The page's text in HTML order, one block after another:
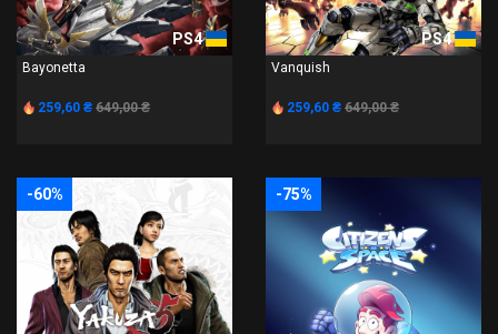
PS4
Bayonetta
259,60 ₴ 649,00 ₴
PS4
Vanquish
259,60 ₴ 649,00 ₴
-60% -75%